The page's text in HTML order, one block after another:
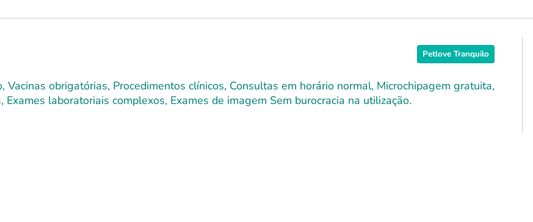
Petlove Tranquilo
obrigatórias, Procedimentos clínicos, Consultas em horário normal, Microchipagem gratuita,
laboratoriais complexos, Exames de imagem Sem burocracia na utilização.